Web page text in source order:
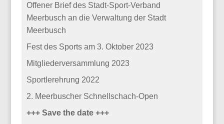
Offener Brief des Stadt-Sport-Verband
Meerbusch an die Verwaltung der Stadt
Meerbusch
Fest des Sports am 3. Oktober 2023
Mitgliederversammlung 2023
Sportlerehrung 2022
2. Meerbuscher Schnellschach-Open
+++ Save the date +++